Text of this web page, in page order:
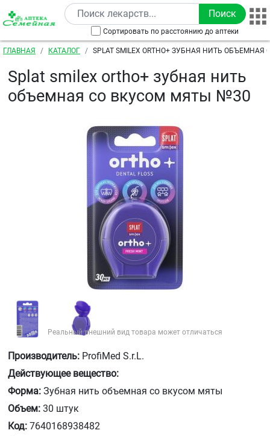
Перейти к основному содержанию
Сортировать по расстоянию до аптеки
Строка навигации
ГЛАВНАЯ КАТАЛОГ
SPLAT SMILEX ORTHO+ ЗУБНАЯ НИТЬ
Splat smilex ortho+ зубная нить
объемная со вкусом мяты №30
Реальный внешний вид товара может отличаться
Производитель: ProfiMed S.r.L.
Действующее вещество:
Форма: Зубная нить объемная со вкусом мяты
Объем: 30 штук
Код: 7640168938482